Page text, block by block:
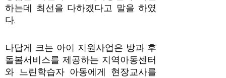
하는데 최선을 다하겠다고 말을 하였
다.
나답게 크는 아이 지원사업은 방과 후
돌봄서비스를 제공하는 지역아동센터
와 느린학습자 아동에게 현장교사를